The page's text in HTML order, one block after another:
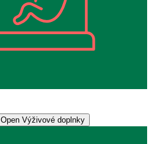
Open Výživové doplnky